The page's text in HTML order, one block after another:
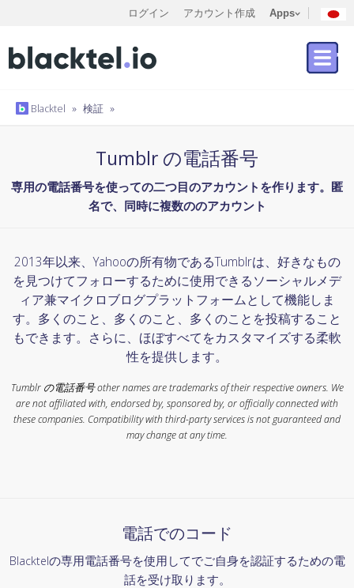
ログイン アカウント作成 Apps
Blacktel » 検証 »
Tumblr の電話番号
専用の電話番号を使っての二つ目のアカウントを作ります。匿
名で、同時に複数ののアカウント
2013年以来、Yahooの所有物であるTumblrは、好きなもの
を見つけてフォローするために使用できるソーシャルメデ
ィア兼マイクロブログプラットフォームとして機能しま
す。多くのこと、多くのこと、多くのことを投稿すること
もできます。さらに、ほぼすべてをカスタマイズする柔軟
性を提供します。
Tumblr の電話番号 other names are trademarks of their respective owners. We
are not affiliated with, endorsed by, sponsored by, or officially connected with
these companies. Compatibility with third-party services is not guaranteed and
may change at any time.
電話でのコード
Blacktelの専用電話番号を使用してでご自身を認証するための電
話を受け取ります。